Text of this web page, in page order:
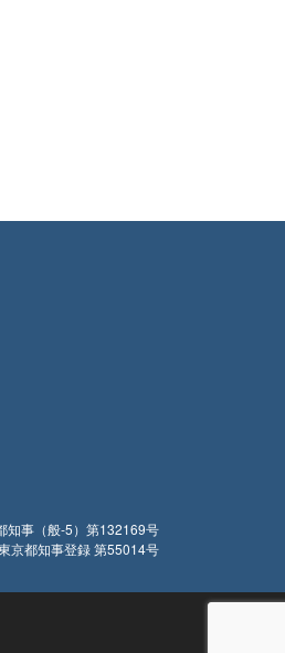
知事（般-5）第132169号
京都知事登録 第55014号